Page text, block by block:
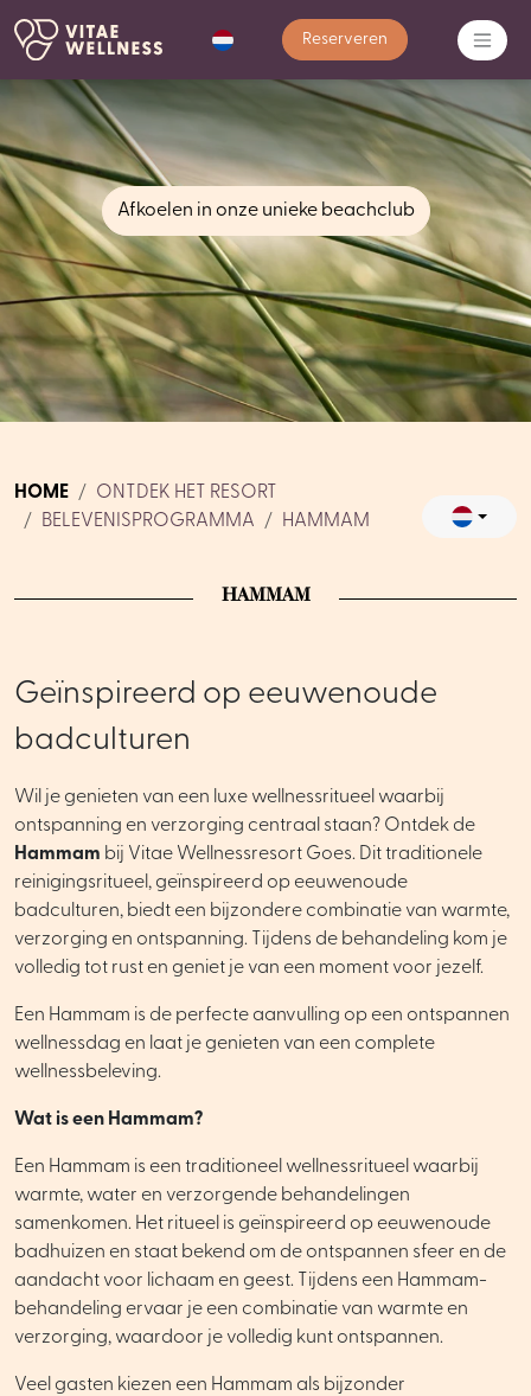
Reserveren
Afkoelen in onze unieke beachclub
HOME
ONTDEK HET RESORT
BELEVENISPROGRAMMA
HAMMAM
HAMMAM
Geïnspireerd op eeuwenoude
badculturen
Wil je genieten van een luxe wellnessritueel waarbij
ontspanning en verzorging centraal staan? Ontdek de
Hammam bij Vitae Wellnessresort Goes. Dit traditionele
reinigingsritueel, geïnspireerd op eeuwenoude
badculturen, biedt een bijzondere combinatie van warmte,
verzorging en ontspanning. Tijdens de behandeling kom je
volledig tot rust en geniet je van een moment voor jezelf.
Een Hammam is de perfecte aanvulling op een ontspannen
wellnessdag en laat je genieten van een complete
wellnessbeleving.
Wat is een Hammam?
Een Hammam is een traditioneel wellnessritueel waarbij
warmte, water en verzorgende behandelingen
samenkomen. Het ritueel is geïnspireerd op eeuwenoude
badhuizen en staat bekend om de ontspannen sfeer en de
aandacht voor lichaam en geest. Tijdens een Hammam-
behandeling ervaar je een combinatie van warmte en
verzorging, waardoor je volledig kunt ontspannen.
Veel gasten kiezen een Hammam als bijzonder